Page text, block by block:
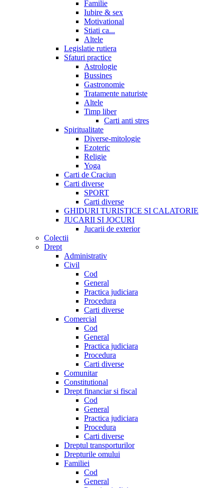
Familie
Iubire & sex
Motivational
Stiati ca...
Altele
Legislatie rutiera
Sfaturi practice
Astrologie
Bussines
Gastronomie
Tratamente naturiste
Altele
Timp liber
Carti anti stres
Spiritualitate
Diverse-mitologie
Ezoteric
Religie
Yoga
Carti de Craciun
Carti diverse
SPORT
Carti diverse
GHIDURI TURISTICE SI CALATORIE
JUCARII SI JOCURI
Jucarii de exterior
Colectii
Drept
Administrativ
Civil
Cod
General
Practica judiciara
Procedura
Carti diverse
Comercial
Cod
General
Practica judiciara
Procedura
Carti diverse
Comunitar
Constitutional
Drept financiar si fiscal
Cod
General
Practica judiciara
Procedura
Carti diverse
Dreptul transporturilor
Drepturile omului
Familiei
Cod
General